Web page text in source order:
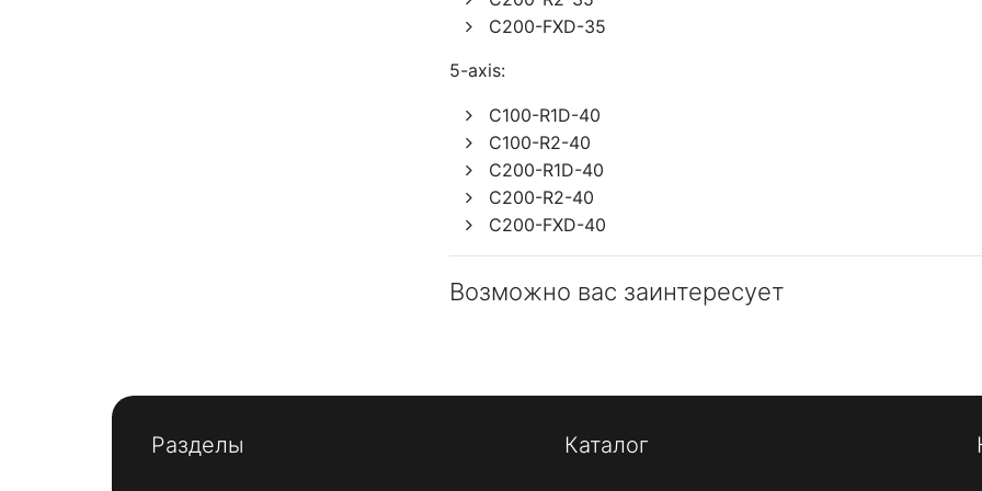
C200-FXD-35
5-axis:
C100-R1D-40
C100-R2-40
C200-R1D-40
C200-R2-40
C200-FXD-40
Возможно вас заинтересует
Разделы Каталог